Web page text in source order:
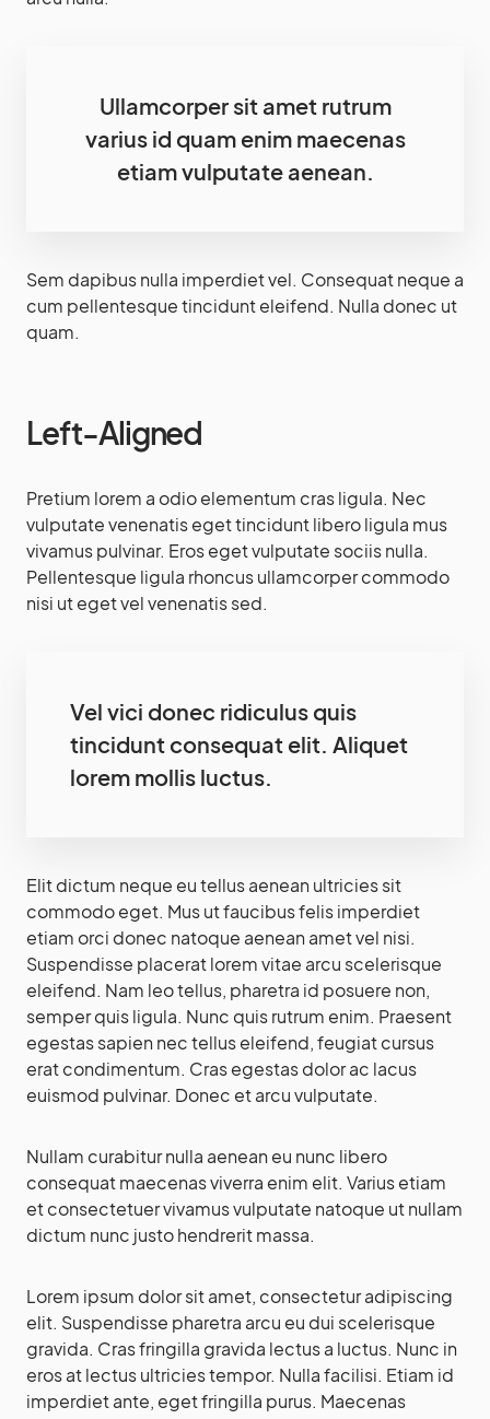
Ullamcorper sit amet rutrum
varius id quam enim maecenas
etiam vulputate aenean.
Sem dapibus nulla imperdiet vel. Consequat neque a
cum pellentesque tincidunt eleifend. Nulla donec ut
quam.
Left-Aligned
Pretium lorem a odio elementum cras ligula. Nec
vulputate venenatis eget tincidunt libero ligula mus
vivamus pulvinar. Eros eget vulputate sociis nulla.
Pellentesque ligula rhoncus ullamcorper commodo
nisi ut eget vel venenatis sed.
Vel vici donec ridiculus quis
tincidunt consequat elit. Aliquet
lorem mollis luctus.
Elit dictum neque eu tellus aenean ultricies sit
commodo eget. Mus ut faucibus felis imperdiet
etiam orci donec natoque aenean amet vel nisi.
Suspendisse placerat lorem vitae arcu scelerisque
eleifend. Nam leo tellus, pharetra id posuere non,
semper quis ligula. Nunc quis rutrum enim. Praesent
egestas sapien nec tellus eleifend, feugiat cursus
erat condimentum. Cras egestas dolor ac lacus
euismod pulvinar. Donec et arcu vulputate.
Nullam curabitur nulla aenean eu nunc libero
consequat maecenas viverra enim elit. Varius etiam
et consectetuer vivamus vulputate natoque ut nullam
dictum nunc justo hendrerit massa.
Lorem ipsum dolor sit amet, consectetur adipiscing
elit. Suspendisse pharetra arcu eu dui scelerisque
gravida. Cras fringilla gravida lectus a luctus. Nunc in
eros at lectus ultricies tempor. Nulla facilisi. Etiam id
imperdiet ante, eget fringilla purus. Maecenas